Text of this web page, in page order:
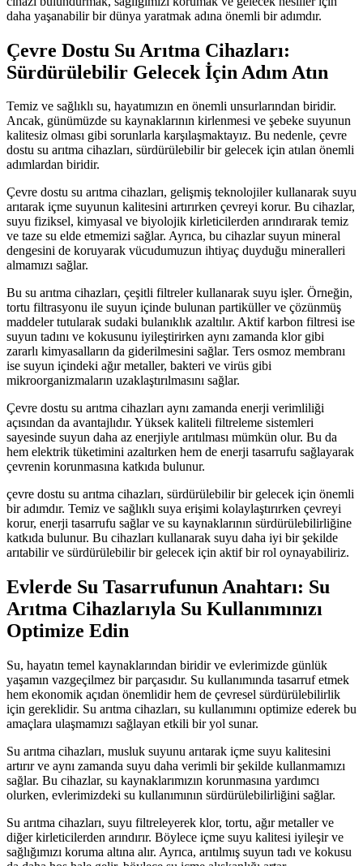
daha yaşanabilir bir dünya yaratmak adına önemli bir adımdır.
Çevre Dostu Su Arıtma Cihazları:
Sürdürülebilir Gelecek İçin Adım Atın
Temiz ve sağlıklı su, hayatımızın en önemli unsurlarından biridir.
Ancak, günümüzde su kaynaklarının kirlenmesi ve şebeke suyunun
kalitesiz olması gibi sorunlarla karşılaşmaktayız. Bu nedenle, çevre
dostu su arıtma cihazları, sürdürülebilir bir gelecek için atılan önemli
adımlardan biridir.
Çevre dostu su arıtma cihazları, gelişmiş teknolojiler kullanarak suyu
arıtarak içme suyunun kalitesini artırırken çevreyi korur. Bu cihazlar,
suyu fiziksel, kimyasal ve biyolojik kirleticilerden arındırarak temiz
ve taze su elde etmemizi sağlar. Ayrıca, bu cihazlar suyun mineral
dengesini de koruyarak vücudumuzun ihtiyaç duyduğu mineralleri
almamızı sağlar.
Bu su arıtma cihazları, çeşitli filtreler kullanarak suyu işler. Örneğin,
tortu filtrasyonu ile suyun içinde bulunan partiküller ve çözünmüş
maddeler tutularak sudaki bulanıklık azaltılır. Aktif karbon filtresi ise
suyun tadını ve kokusunu iyileştirirken aynı zamanda klor gibi
zararlı kimyasalların da giderilmesini sağlar. Ters osmoz membranı
ise suyun içindeki ağır metaller, bakteri ve virüs gibi
mikroorganizmaların uzaklaştırılmasını sağlar.
Çevre dostu su arıtma cihazları aynı zamanda enerji verimliliği
açısından da avantajlıdır. Yüksek kaliteli filtreleme sistemleri
sayesinde suyun daha az enerjiyle arıtılması mümkün olur. Bu da
hem elektrik tüketimini azaltırken hem de enerji tasarrufu sağlayarak
çevrenin korunmasına katkıda bulunur.
çevre dostu su arıtma cihazları, sürdürülebilir bir gelecek için önemli
bir adımdır. Temiz ve sağlıklı suya erişimi kolaylaştırırken çevreyi
korur, enerji tasarrufu sağlar ve su kaynaklarının sürdürülebilirliğine
katkıda bulunur. Bu cihazları kullanarak suyu daha iyi bir şekilde
arıtabilir ve sürdürülebilir bir gelecek için aktif bir rol oynayabiliriz.
Evlerde Su Tasarrufunun Anahtarı: Su
Arıtma Cihazlarıyla Su Kullanımınızı
Optimize Edin
Su, hayatın temel kaynaklarından biridir ve evlerimizde günlük
yaşamın vazgeçilmez bir parçasıdır. Su kullanımında tasarruf etmek
hem ekonomik açıdan önemlidir hem de çevresel sürdürülebilirlik
için gereklidir. Su arıtma cihazları, su kullanımını optimize ederek bu
amaçlara ulaşmamızı sağlayan etkili bir yol sunar.
Su arıtma cihazları, musluk suyunu arıtarak içme suyu kalitesini
artırır ve aynı zamanda suyu daha verimli bir şekilde kullanmamızı
sağlar. Bu cihazlar, su kaynaklarımızın korunmasına yardımcı
olurken, evlerimizdeki su kullanımının sürdürülebilirliğini sağlar.
Su arıtma cihazları, suyu filtreleyerek klor, tortu, ağır metaller ve
diğer kirleticilerden arındırır. Böylece içme suyu kalitesi iyileşir ve
sağlığımızı koruma altına alır. Ayrıca, arıtılmış suyun tadı ve kokusu